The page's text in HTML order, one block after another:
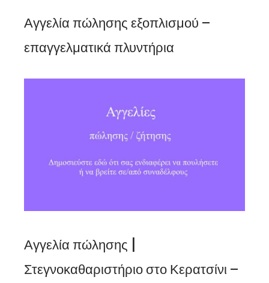
Αγγελία πώλησης εξοπλισμού –
επαγγελματικά πλυντήρια
Αγγελία πώλησης |
Στεγνοκαθαριστήριο στο Κερατσίνι –